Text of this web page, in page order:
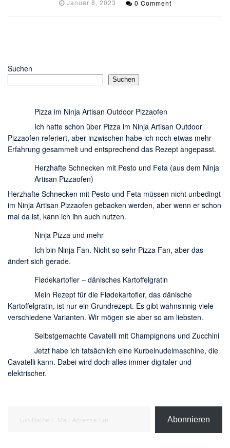
Januar 8, 2023 0 Comment
Suchen
Suchen
Pizza im Ninja Artisan Outdoor Pizzaofen
Ich hatte schon über Pizza im Ninja Artisan Outdoor
Pizzaofen referiert, aber inzwischen habe ich noch etwas mehr
Erfahrung gesammelt und entsprechend das Rezept angepasst.
Herzhafte Schnecken mit Pesto und Feta (aus dem Ninja
Artisan Pizzaofen)
Herzhafte Schnecken mit Pesto und Feta müssen nicht unbedingt
im Ninja Artisan Pizzaofen gebacken werden, aber wenn er schon
mal da ist, kann ich ihn auch nutzen.
Ninja Pizza und mehr
Ich bin Ninja Fan. Nicht so sehr Pizza Fan, aber das
ändert sich gerade.
Flødekartofler – dänisches Kartoffelgratin
Mein Rezept für die Flødekartofler, das dänische
Kartoffelgratin, ist nur ein Grundrezept. Es gibt wahnsinnig viele
verschiedene Varianten. Wir mögen sie aber so am liebsten.
Selbstgemachte Cavatelli mit Champignons und Zucchini
Jetzt habe ich tatsächlich eine Kurbelnudelmaschine, die
Cavatelli kann. Dabei wird doch alles immer digitaler und
elektrischer.
Abonnieren